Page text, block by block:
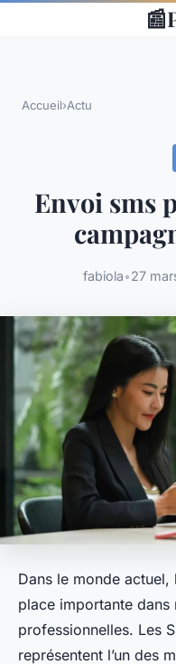
📰
Accueil›Actu
Envoi sms
fabiola•27
Dans le monde
place importante dans
professionnelles. Les
représentent l’un des